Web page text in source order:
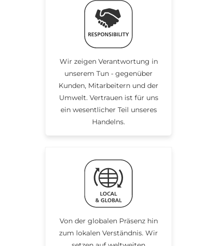
Wir zeigen Verantwortung in
unserem Tun - gegenüber
Kunden, Mitarbeitern und der
Umwelt. Vertrauen ist für uns
ein wesentlicher Teil unseres
Handelns.
Von der globalen Präsenz hin
zum lokalen Verständnis. Wir